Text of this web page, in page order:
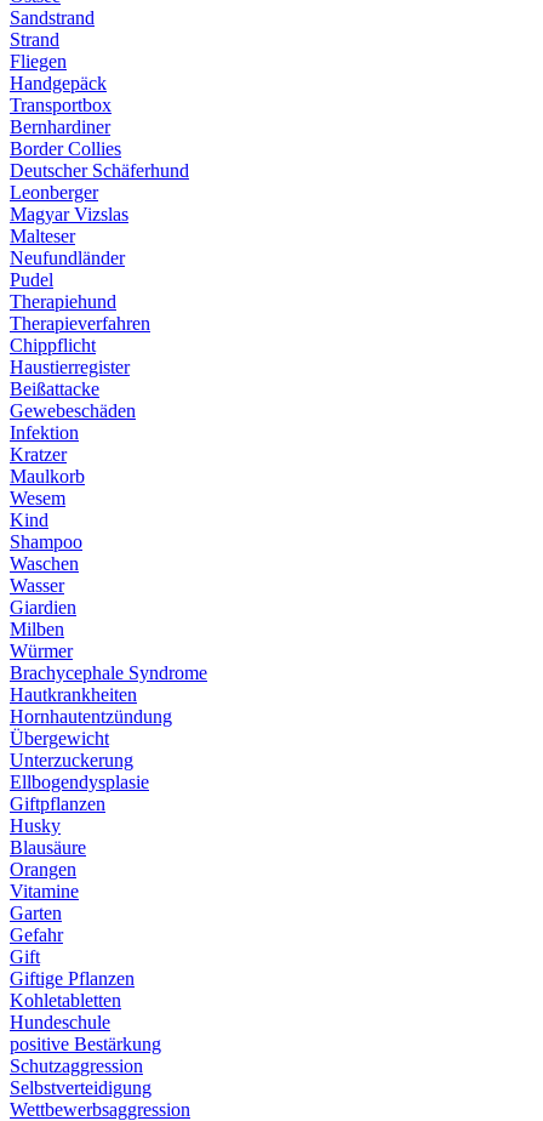
Sandstrand
Strand
Fliegen
Handgepäck
Transportbox
Bernhardiner
Border Collies
Deutscher Schäferhund
Leonberger
Magyar Vizslas
Malteser
Neufundländer
Pudel
Therapiehund
Therapieverfahren
Chippflicht
Haustierregister
Beißattacke
Gewebeschäden
Infektion
Kratzer
Maulkorb
Wesem
Kind
Shampoo
Waschen
Wasser
Giardien
Milben
Würmer
Brachycephale Syndrome
Hautkrankheiten
Hornhautentzündung
Übergewicht
Unterzuckerung
Ellbogendysplasie
Giftpflanzen
Husky
Blausäure
Orangen
Vitamine
Garten
Gefahr
Gift
Giftige Pflanzen
Kohletabletten
Hundeschule
positive Bestärkung
Schutzaggression
Selbstverteidigung
Wettbewerbsaggression